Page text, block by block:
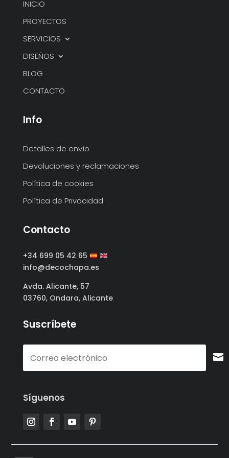
INICIO
PROYECTOS
SERVICIOS
DISEÑOS
BLOG
CONTACTO
Info
Detalles de envío
Devoluciones y reclamaciones
Política de cookies
Política de Privacidad
Contacto
+34 699 05 42 65
info@decochapa.es
Avda. Alicante, 57
03760, Ondara, Alicante
Suscríbete
Síguenos